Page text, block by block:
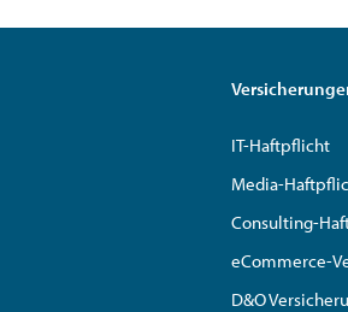
IT-Haftpflicht
Media-
Consulting-
eCommerce-
D&O